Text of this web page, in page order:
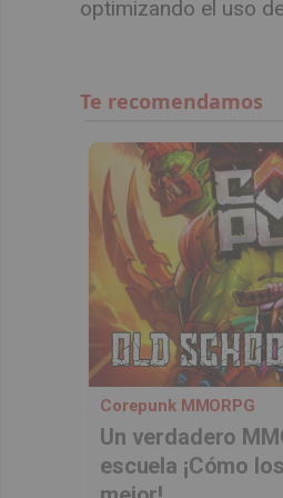
optimizando el uso
Corepunk MMORPG
Un verdadero
escuela ¡Cómo